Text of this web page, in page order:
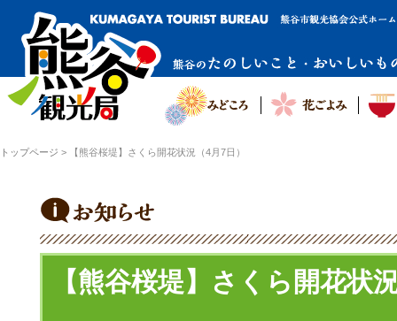
トップページ > 【熊谷桜堤】さくら開花状況（4月7日）
【熊谷桜堤】さくら開花状